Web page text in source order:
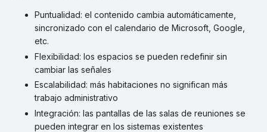
Puntualidad: el contenido cambia automáticamente,
sincronizado con el calendario de Microsoft, Google,
etc.
Flexibilidad: los espacios se pueden redefinir sin
cambiar las señales
Escalabilidad: más habitaciones no significan más
trabajo administrativo
Integración: las pantallas de las salas de reuniones se
pueden integrar en los sistemas existentes